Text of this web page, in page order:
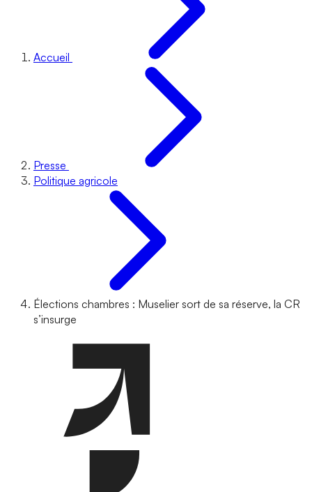
Accueil
Presse
Politique agricole
Élections chambres : Muselier sort de sa réserve, la CR
s’insurge